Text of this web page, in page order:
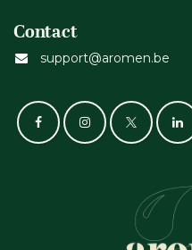
Contact
support@aromen.be